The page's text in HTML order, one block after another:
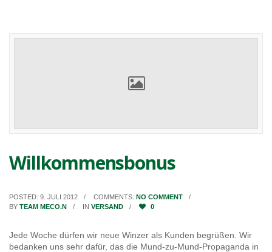
Willkommensbonus
POSTED: 9. JULI 2012 COMMENTS: NO COMMENT
BY TEAM MECO.N IN VERSAND 0
Jede Woche dürfen wir neue Winzer als Kunden begrüßen. Wir
bedanken uns sehr dafür, das die Mund-zu-Mund-Propaganda in